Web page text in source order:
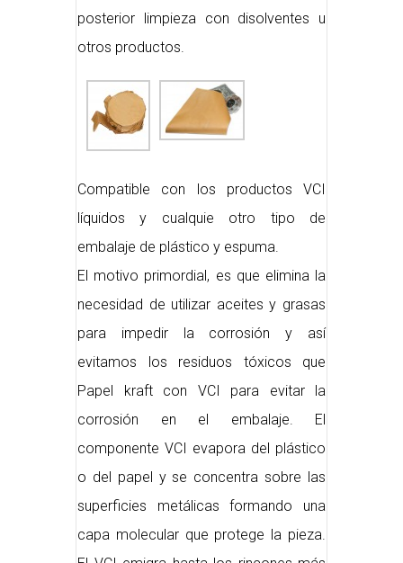
posterior limpieza con disolventes u
otros productos.
Compatible con los productos VCI
líquidos y cualquie otro tipo de
embalaje de plástico y espuma.
El motivo primordial, es que elimina la
necesidad de utilizar aceites y grasas
para impedir la corrosión y así
evitamos los residuos tóxicos que
Papel kraft con VCI para evitar la
corrosión en el embalaje. El
componente VCI evapora del plástico
o del papel y se concentra sobre las
superficies metálicas formando una
capa molecular que protege la pieza.